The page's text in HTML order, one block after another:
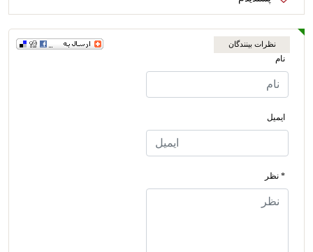
نظرات بینندگان
نام
ایمیل
* نظر